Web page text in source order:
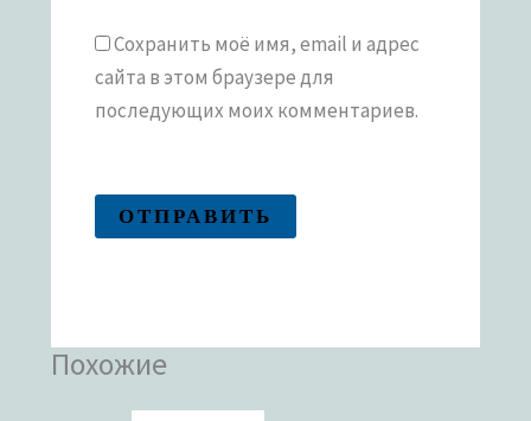
Сохранить моё имя, email и адрес
сайта в этом браузере для
последующих моих комментариев.
Похожие